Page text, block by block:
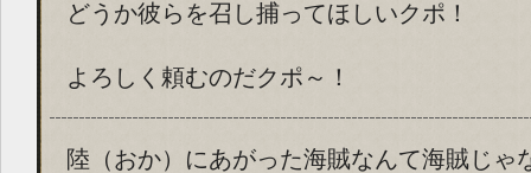
どうか彼らを召し捕ってほしいクポ！
よろしく頼むのだクポ～！
陸（おか）にあがった海賊なんて海賊じゃ